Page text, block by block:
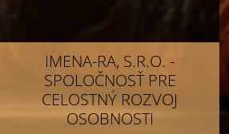
IMENA-RA, S.R.O. -
SPOLOČNOSŤ PRE
CELOSTNÝ ROZVOJ
OSOBNOSTI